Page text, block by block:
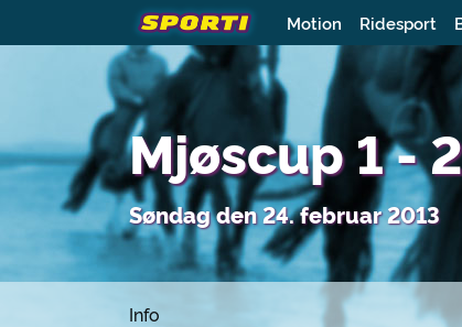
Motion Ridesport
Mjøscup 1 -
Søndag den 24. februar 2013
Info